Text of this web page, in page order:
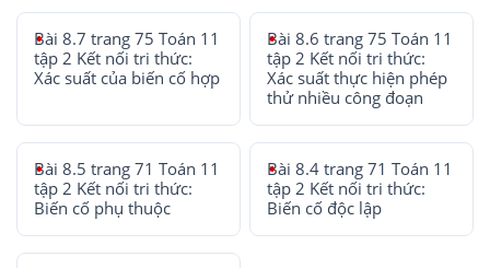
Bài 8.7 trang 75 Toán 11
tập 2 Kết nối tri thức:
Xác suất của biến cố hợp
Bài 8.6 trang 75 Toán 11
tập 2 Kết nối tri thức:
Xác suất thực hiện phép
thử nhiều công đoạn
Bài 8.5 trang 71 Toán 11
tập 2 Kết nối tri thức:
Biến cố phụ thuộc
Bài 8.4 trang 71 Toán 11
tập 2 Kết nối tri thức:
Biến cố độc lập